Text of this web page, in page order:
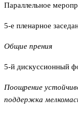
Параллельное
5-е пленарное
Общие прения
5-й дискуссионный
Поощрение
поддержка